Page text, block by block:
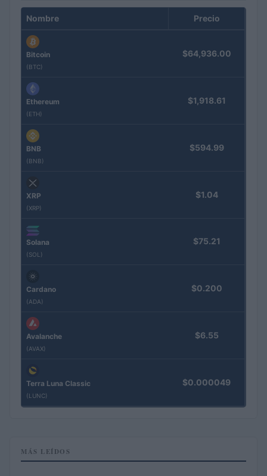
Nombre Precio
Bitcoin
(BTC)
$64,936.00
Ethereum
(ETH)
$1,918.61
BNB
(BNB)
$594.99
XRP
(XRP)
$1.04
Solana
(SOL)
$75.21
Cardano
(ADA)
$0.200
Avalanche
(AVAX)
$6.55
Terra Luna Classic
(LUNC)
$0.000049
MÁS LEÍDOS